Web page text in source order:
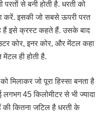
से बनी होती है. धरती को
करें. इसकी जो सबसे ऊपरी परत
हैं इसे क्रस्ट कहते हैं. उसके बाद
कोर, इनर कोर, और मेंटल कहा
ही होती है.
मिलाकर जो पूरा हिस्सा बनता है
45 किलोमीटर से भी ज्यादा
कितना जटिल है धरती के